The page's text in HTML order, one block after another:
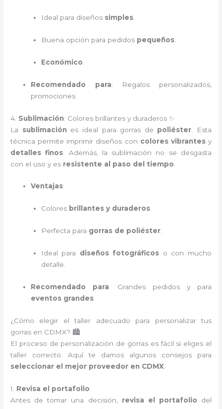
Ideal para diseños simples.
Buena opción para pedidos pequeños.
Económico
Recomendado para: Regalos personalizados,
promociones.
4. Sublimación: Colores brillantes y duraderos ✨
La sublimación es ideal para gorras de poliéster . Esta
técnica permite imprimir diseños con colores vibrantesy
detalles finos . Además, la sublimación no se desgasta
con el uso y es resistente al paso del tiempo
Ventajas:
Colores brillantes y duraderos.
Perfecta para gorras de poliéster.
Ideal para diseños fotográficos o con mucho
detalle.
Recomendado para: Grandes pedidos y para
eventos grandes
¿Cómo elegir el taller adecuado para personalizar tus
gorras en CDMX? 🏙️
El proceso de personalización de gorras es fácil si eliges el
taller correcto. Aquí te damos algunos consejos para
seleccionar el mejor proveedor en CDMX:
1. Revisa el portafolio
Antes de tomar una decisión, revisa el portafolio del